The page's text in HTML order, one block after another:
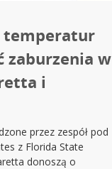
temperatur
zaburzenia w
i
przez zespół pod
z Florida State
donoszą o